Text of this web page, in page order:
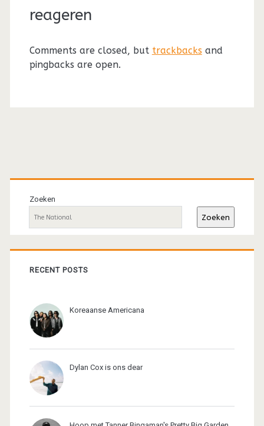
reageren
Comments are closed, but trackbacks and
pingbacks are open.
Primaire
sidebar
Zoeken
Zoeken
RECENT POSTS
Koreaanse Americana
Dylan Cox is ons dear